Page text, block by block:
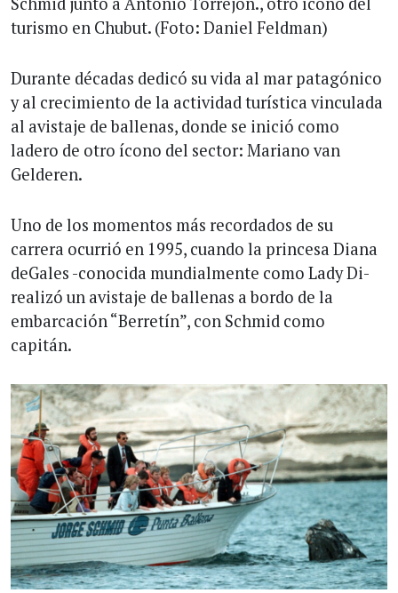
turismo en Chubut. (Foto: Daniel Feldman)
Durante décadas dedicó su vida al mar patagónico
y al crecimiento de la actividad turística vinculada
al avistaje de ballenas, donde se inició como
ladero de otro ícono del sector: Mariano van
Gelderen.
Uno de los momentos más recordados de su
carrera ocurrió en 1995, cuando la princesa Diana
deGales -conocida mundialmente como Lady Di-
realizó un avistaje de ballenas a bordo de la
embarcación “Berretín”, con Schmid como
capitán.